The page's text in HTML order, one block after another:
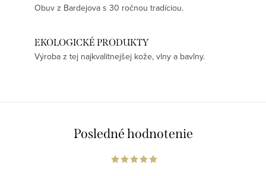
Obuv z Bardejova s 30 ročnou tradíciou.
EKOLOGICKÉ PRODUKTY
Výroba z tej najkvalitnejšej kože, vlny a bavlny.
Posledné hodnotenie